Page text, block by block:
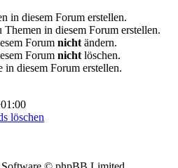
in diesem Forum erstellen.
in diesem Forum erstellen.
Forum nicht ändern.
Forum nicht löschen.
in diesem Forum erstellen.
löschen